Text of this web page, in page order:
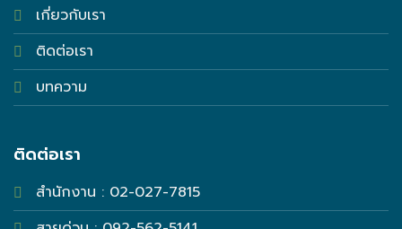
เกี่ยวกับเรา
ติดต่อเรา
บทความ
ติดต่อเรา
สำนักงาน : 02-027-7815